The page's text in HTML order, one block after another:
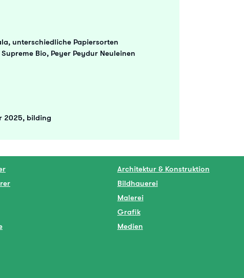
unterschiedliche Papiersorten
Bio, Peyer Peydur Neuleinen
2025, bilding
Architektur & Konstruktion
Bildhauerei
Malerei
Grafik
Medien